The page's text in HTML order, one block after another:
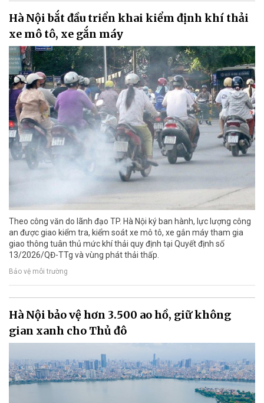
Hà Nội bắt đầu triển khai kiểm định khí thải
xe mô tô, xe gắn máy
Theo công văn do lãnh đạo TP. Hà Nội ký ban hành, lực lượng công
an được giao kiểm tra, kiểm soát xe mô tô, xe gắn máy tham gia
giao thông tuân thủ mức khí thải quy định tại Quyết định số
13/2026/QĐ-TTg và vùng phát thải thấp.
Bảo vệ môi trường
Hà Nội bảo vệ hơn 3.500 ao hồ, giữ không
gian xanh cho Thủ đô